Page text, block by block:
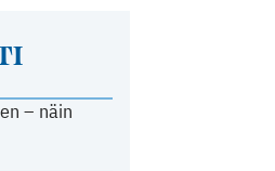
– näin